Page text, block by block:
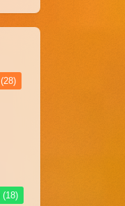
(28)
(18)